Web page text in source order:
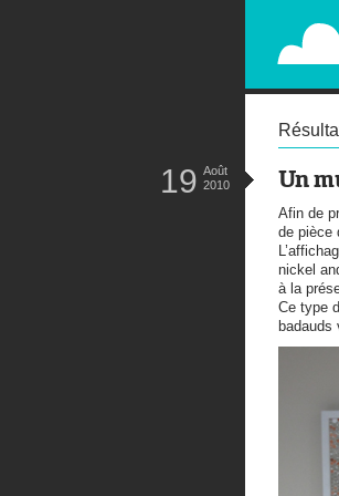
STREET,
Un
19 Août
2010
Afin de
de pièce
nickel
à la
Ce type
badauds